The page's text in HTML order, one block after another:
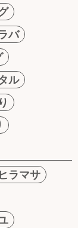
バ
ル
ヒラマサ